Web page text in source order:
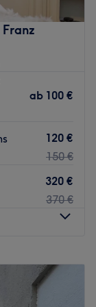
ab 100 €
120 €
150 €
320 €
370 €
18:00
18:00
–18:00